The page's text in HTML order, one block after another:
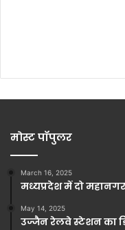
मोस्ट पॉपुलर
March 16, 2025
मध्यप्रदेश में दो
May 14, 2025
उज्जैन रेलवे स्टेशन का